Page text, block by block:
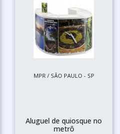
MPR / SÃO PAULO - SP
Aluguel de quiosque no
metrô